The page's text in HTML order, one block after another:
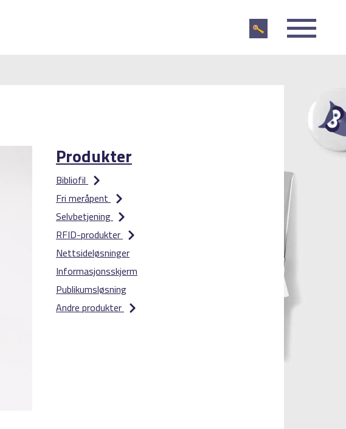
Produkter
Bibliofil
Fri meråpent
Selvbetjening
RFID-produkter
Nettsideløsninger
Informasjonsskjerm
Publikumsløsning
Andre produkter